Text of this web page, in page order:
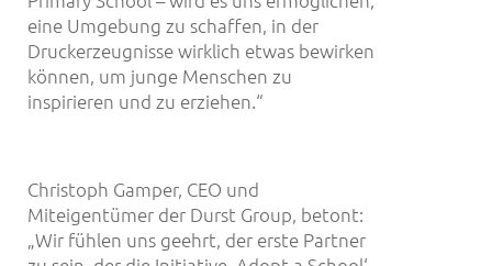
eine Umgebung zu schaffen, in der
Druckerzeugnisse wirklich etwas bewirken
können, um junge Menschen zu
inspirieren und zu erziehen.“
Christoph Gamper, CEO und
Miteigentümer der Durst Group, betont:
„Wir fühlen uns geehrt, der erste Partner